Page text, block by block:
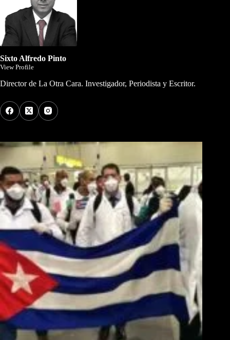
Sixto Alfredo Pinto
View Profile
Director de La Otra Cara. Investigador, Periodista y Escritor.